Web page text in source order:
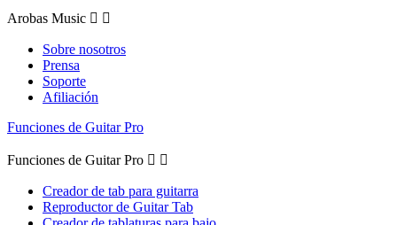
Arobas Music  
Sobre nosotros
Prensa
Soporte
Afiliación
Funciones de Guitar Pro
Funciones de Guitar Pro  
Creador de tab para guitarra
Reproductor de Guitar Tab